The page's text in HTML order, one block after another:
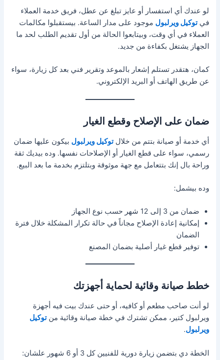
لو عندك أي استفسار أو عايز تبلغ عن عطل، فريق خدمة العملاء
فيتوكيل ويرلبول موجود على مدار الساعة. بيستقبلوا مكالمات
العملاء في أي وقت، وبيتابعوا الحالة من أول تقديم الطلب لحد ما
الجهاز يشتغل بكفاءة من جديد.
كمان، هتقدر تستلم إشعار بالموعد وتقرير فني بعد كل زيارة، سواء
عن طريق الهاتف أو البريد الإلكتروني.
ضمان على الإصلاح وقطع الغيار
أي خدمة أو صيانة بتتم من خلالتوكيل ويرلبول بيكون عليها ضمان
رسمي، سواء على قطع الغيار أو الإصلاحات نفسها. وده بيديك ثقة
وراحة بال إنك بتتعامل مع جهة موثوقة وبتلتزم بخدمة ما بعد البيع.
وده بيشمل:
ضمان من 3 إلى 12 شهر حسب نوع الجهاز
إمكانية إعادة الإصلاح مجاناً في حالة تكرار المشكلة خلال فترة
الضمان
توفير قطع غيار أصلية بضمان المصنع
خطط صيانة وقائية لحماية أجهزتك
لو أنت صاحب مطعم أو كافيه، أو حتى عندك بيت فيه أجهزة
ويرلبول كتير، ممكن تشترك في خطة صيانة وقائية منتوكيل
ويرلبول.
الخطة دي بتضمن زيارة دورية للفنيين كل 3 أو 6 شهور علشان: